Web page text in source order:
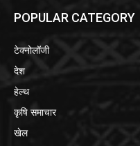
POPULAR CATEGORY
टेक्नोलॉजी
देश
हेल्थ
कृषि समाचार
खेल